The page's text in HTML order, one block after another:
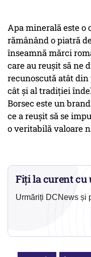
Apa minerală este o
rămânând o piatră
înseamnă mărci
care au reușit să ne
recunoscută atât
cât și al tradiției
Borsec este un
ce a reuşit să se
o veritabilă valoare
Fiți la curent cu
Urmăriți DCNews și